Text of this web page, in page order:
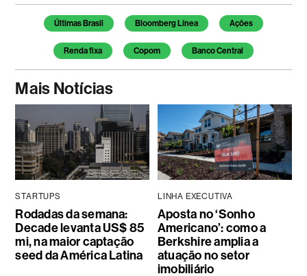
Temas deste artigo
Últimas Brasil Bloomberg Línea Ações
Renda fixa Copom Banco Central
Mais Notícias
STARTUPS
Rodadas da semana:
Decade levanta US$ 85
mi, na maior captação
seed da América Latina
LINHA EXECUTIVA
Aposta no ‘Sonho
Americano’: como a
Berkshire amplia a
atuação no setor
imobiliário